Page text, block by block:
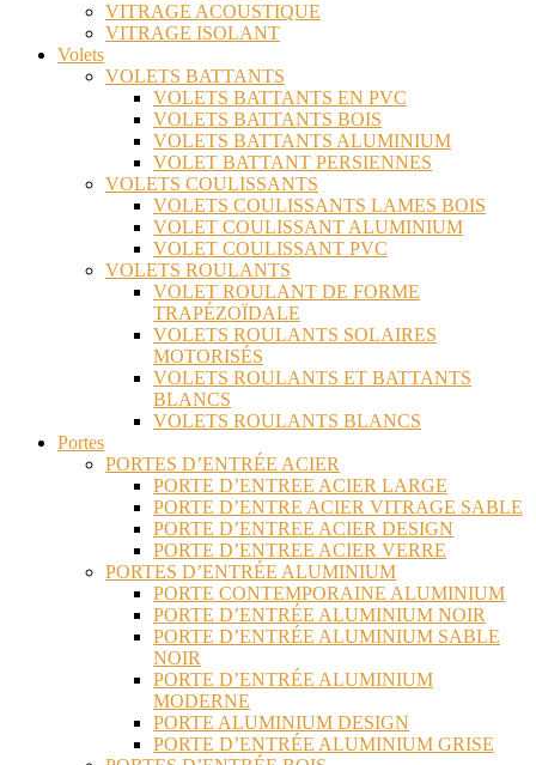
VITRAGE ACOUSTIQUE
VITRAGE ISOLANT
Volets
VOLETS BATTANTS
VOLETS BATTANTS EN PVC
VOLETS BATTANTS BOIS
VOLETS BATTANTS ALUMINIUM
VOLET BATTANT PERSIENNES
VOLETS COULISSANTS
VOLETS COULISSANTS LAMES BOIS
VOLET COULISSANT ALUMINIUM
VOLET COULISSANT PVC
VOLETS ROULANTS
VOLET ROULANT DE FORME
TRAPÉZOÏDALE
VOLETS ROULANTS SOLAIRES
MOTORISÉS
VOLETS ROULANTS ET BATTANTS
BLANCS
VOLETS ROULANTS BLANCS
Portes
PORTES D’ENTRÉE ACIER
PORTE D’ENTREE ACIER LARGE
PORTE D’ENTRE ACIER VITRAGE SABLE
PORTE D’ENTREE ACIER DESIGN
PORTE D’ENTREE ACIER VERRE
PORTES D’ENTRÉE ALUMINIUM
PORTE CONTEMPORAINE ALUMINIUM
PORTE D’ENTRÉE ALUMINIUM NOIR
PORTE D’ENTRÉE ALUMINIUM SABLE
NOIR
PORTE D’ENTRÉE ALUMINIUM
MODERNE
PORTE ALUMINIUM DESIGN
PORTE D’ENTRÉE ALUMINIUM GRISE